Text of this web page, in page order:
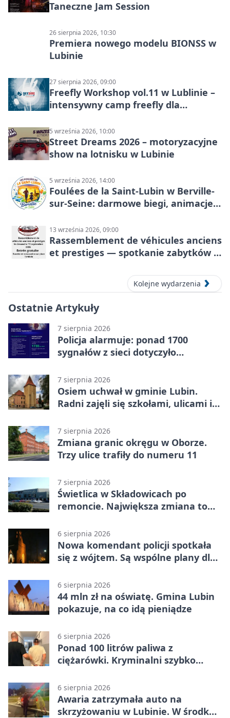
Taneczne Jam Session
26 sierpnia 2026, 10:30
Premiera nowego modelu BIONSS w
Lubinie
27 sierpnia 2026, 09:00
Freefly Workshop vol.11 w Lublinie –
intensywny camp freefly dla
5 września 2026, 10:00
Street Dreams 2026 – motoryzacyjne
show na lotnisku w Lubinie
5 września 2026, 14:00
Foulées de la Saint-Lubin w Berville-
sur-Seine: darmowe biegi, animacje i
13 września 2026, 09:00
Rassemblement de véhicules anciens
et prestiges — spotkanie zabytków i
Kolejne wydarzenia
Ostatnie Artykuły
7 sierpnia 2026
Policja alarmuje: ponad 1700
sygnałów z sieci dotyczyło
7 sierpnia 2026
Osiem uchwał w gminie Lubin.
Radni zajęli się szkołami, ulicami i
7 sierpnia 2026
Zmiana granic okręgu w Oborze.
Trzy ulice trafiły do numeru 11
7 sierpnia 2026
Świetlica w Składowicach po
remoncie. Największa zmiana to
6 sierpnia 2026
Nowa komendant policji spotkała
się z wójtem. Są wspólne plany dla
6 sierpnia 2026
44 mln zł na oświatę. Gmina Lubin
pokazuje, na co idą pieniądze
6 sierpnia 2026
Ponad 100 litrów paliwa z
ciężarówki. Kryminalni szybko
6 sierpnia 2026
Awaria zatrzymała auto na
skrzyżowaniu w Lubinie. W środku